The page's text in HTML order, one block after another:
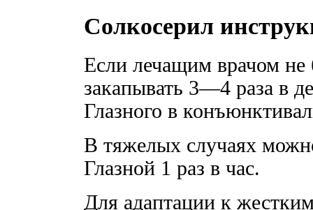
Солкосерил
Если лечащим врачом не
закапывать 3—4 раза в
Глазного в
В тяжелых случаях
Глазной 1 раз в час.
Для адаптации к